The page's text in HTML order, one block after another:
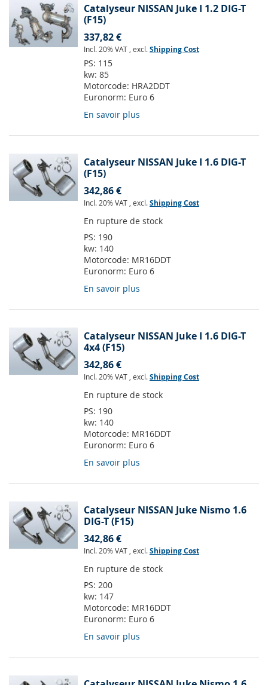
Catalyseur NISSAN Juke I 1.2 DIG-T
(F15)
337,82 €
Incl. 20% VAT , excl.Shipping Cost
PS: 115
kw: 85
Motorcode: HRA2DDT
Euronorm: Euro 6
En savoir plus
Catalyseur NISSAN Juke I 1.6 DIG-T
(F15)
342,86 €
Incl. 20% VAT , excl.Shipping Cost
En rupture de stock
PS: 190
kw: 140
Motorcode: MR16DDT
Euronorm: Euro 6
En savoir plus
Catalyseur NISSAN Juke I 1.6 DIG-T
4x4 (F15)
342,86 €
Incl. 20% VAT , excl.Shipping Cost
En rupture de stock
PS: 190
kw: 140
Motorcode: MR16DDT
Euronorm: Euro 6
En savoir plus
Catalyseur NISSAN Juke Nismo 1.6
DIG-T (F15)
342,86 €
Incl. 20% VAT , excl.Shipping Cost
En rupture de stock
PS: 200
kw: 147
Motorcode: MR16DDT
Euronorm: Euro 6
En savoir plus